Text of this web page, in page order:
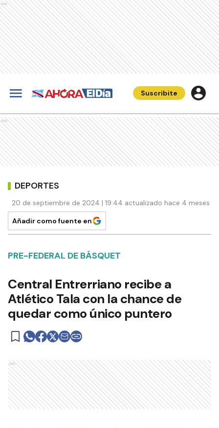
Ads
Suscribite
Ads
DEPORTES
20 de septiembre de 2024 | 19:44 actualizado hace 4 meses
Añadir como fuente en
PRE-FEDERAL DE BÁSQUET
Central Entrerriano recibe a
Atlético Tala con la chance de
quedar como único puntero
Ads